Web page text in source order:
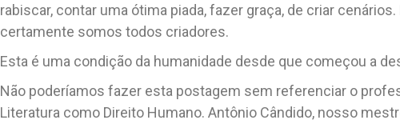
rabiscar, contar uma ótima piada, fazer graça, de criar
certamente somos todos criadores.
Esta é uma condição da humanidade desde que começou a
Não poderíamos fazer esta postagem sem referenciar o
Literatura como Direito Humano. Antônio Cândido, nosso